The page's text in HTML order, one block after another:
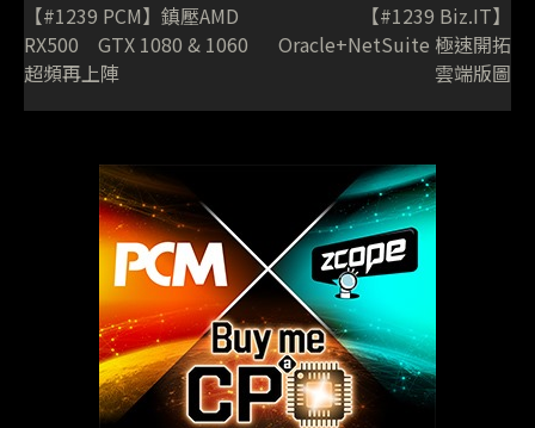
【#1239 PCM】鎮壓AMD
RX500 GTX 1080 & 1060
超頻再上陣
【#1239 Biz.IT】
Oracle+NetSuite 極速開拓
雲端版圖